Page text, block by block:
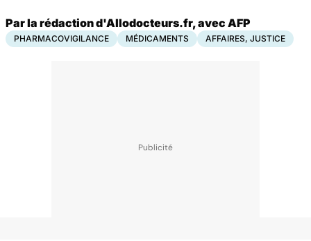
Par la rédaction d'Allodocteurs.fr, avec AFP
PHARMACOVIGILANCE MÉDICAMENTS AFFAIRES, JUSTICE